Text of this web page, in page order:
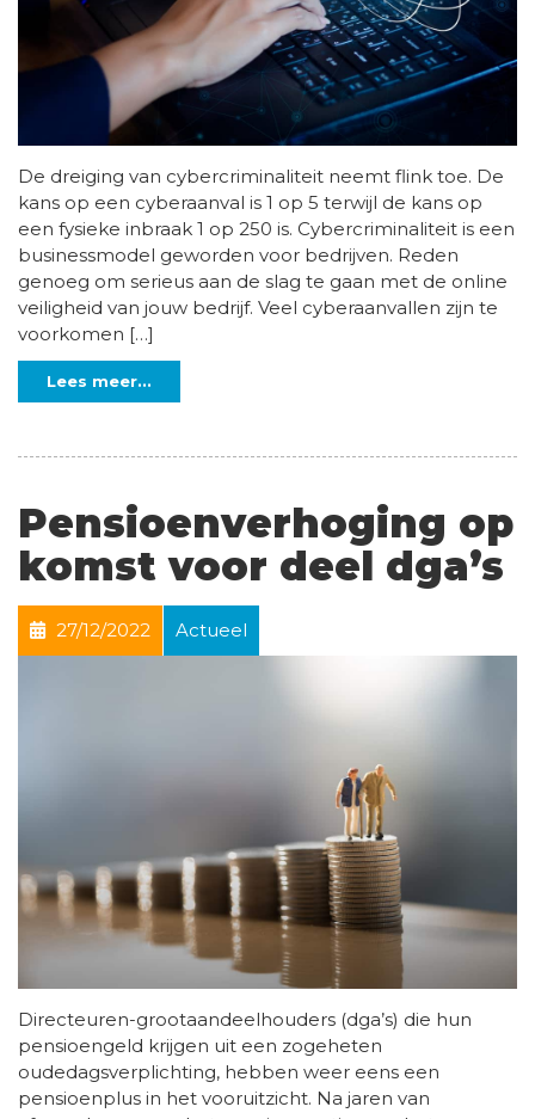
De dreiging van cybercriminaliteit neemt flink toe. De
kans op een cyberaanval is 1 op 5 terwijl de kans op
een fysieke inbraak 1 op 250 is. Cybercriminaliteit is een
businessmodel geworden voor bedrijven. Reden
genoeg om serieus aan de slag te gaan met de online
veiligheid van jouw bedrijf. Veel cyberaanvallen zijn te
voorkomen […]
Lees meer...
Pensioenverhoging op
komst voor deel dga’s
27/12/2022 Actueel
Directeuren-grootaandeelhouders (dga’s) die hun
pensioengeld krijgen uit een zogeheten
oudedagsverplichting, hebben weer eens een
pensioenplus in het vooruitzicht. Na jaren van